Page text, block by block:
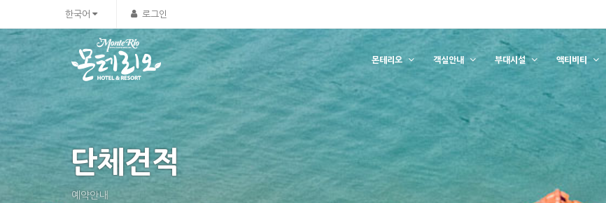
한국어 로그인
몬테리오 객실안내 부대시설 액티비티
단체견적
예약안내
Sketchbook5, 스케치북5